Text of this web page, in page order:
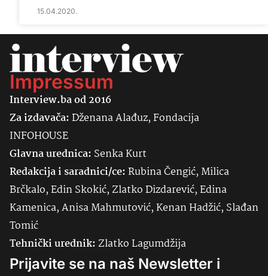
15.04.2020.
Impressum
Interview.ba od 2016
Za izdavača:Dženana Alađuz, Fondacija
INFOHOUSE
Glavna urednica: SenkaKurt
Redakcija i saradnici/ce:Rubina Čengić, Milica
Brčkalo, Edin Skokić, Zlatko Dizdarević, Edina
Kamenica, Anisa Mahmutović, Kenan Hadžić, Slađan
Tomić
Tehnički urednik:Zlatko Lagumdžija
Prijavite se na naš Newsletter i